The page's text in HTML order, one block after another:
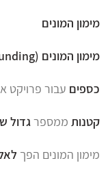
מימון המונים
מימון המונים (Crowdfunding)
כספים עבור פרויקט
קטנות ממספרגדול
מימון המונים הפך